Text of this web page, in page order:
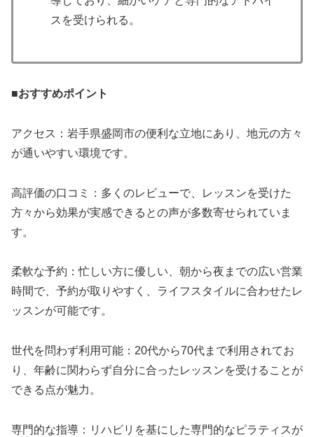
スを受けられる。
■おすすめポイント
アクセス：岩手県盛岡市の便利な立地にあり、地元の方々
が通いやすい環境です。
高評価の口コミ：多くのレビューで、レッスンを受けた
方々から効果が実感できるとの声が多数寄せられていま
す。
柔軟な予約：忙しい方に優しい、朝から夜までの広い営業
時間で、予約が取りやすく、ライフスタイルに合わせたレ
ッスンが可能です。
世代を問わず利用可能：20代から70代まで利用されてお
り、年齢に関わらず自分に合ったレッスンを受けることが
できる点が魅力。
専門的な指導：リハビリを基にした専門的なピラティスが